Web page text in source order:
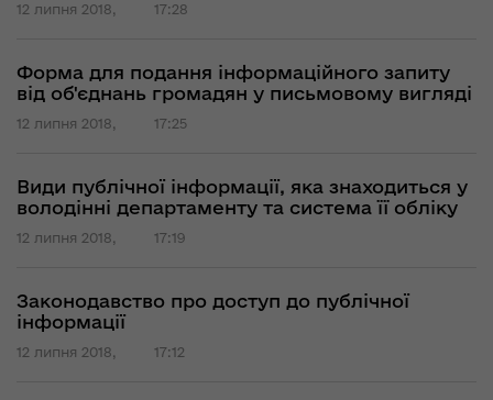
12 липня 2018, 17:28
Форма для подання інформаційного запиту
від об'єднань громадян у письмовому вигляді
12 липня 2018, 17:25
Види публічної інформації, яка знаходиться у
володінні департаменту та система її обліку
12 липня 2018, 17:19
Законодавство про доступ до публічної
інформації
12 липня 2018, 17:12